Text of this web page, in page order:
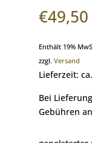
€49,50
Enthält 19%
zzgl. Versand
Lieferzeit:
Bei
Gebühren